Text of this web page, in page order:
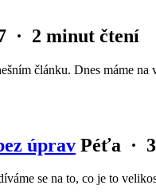
· 2 minut čtení
článku. Dnes máme
úprav Péťa ·
se na to, co je to